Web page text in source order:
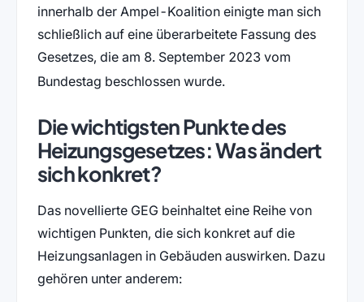
innerhalb der Ampel-Koalition einigte man sich
schließlich auf eine überarbeitete Fassung des
Gesetzes, die am 8. September 2023 vom
Bundestag beschlossen wurde.
Die wichtigsten Punkte des
Heizungsgesetzes: Was ändert
sich konkret?
Das novellierte GEG beinhaltet eine Reihe von
wichtigen Punkten, die sich konkret auf die
Heizungsanlagen in Gebäuden auswirken. Dazu
gehören unter anderem: